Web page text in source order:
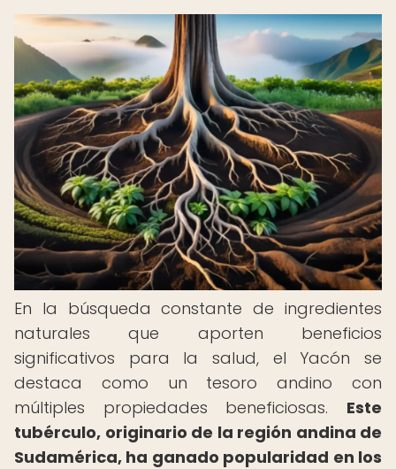
En la búsqueda constante de ingredientes
naturales que aporten beneficios
significativos para la salud, el Yacón se
destaca como un tesoro andino con
múltiples propiedades beneficiosas. Este
tubérculo, originario de la región andina de
Sudamérica, ha ganado popularidad en los